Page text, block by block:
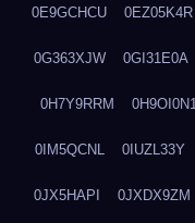
0E9GCHCU 0EZ05K4R
0G363XJW 0GI31E0A
0H7Y9RRM 0H9OI0N1
0IM5QCNL 0IUZL33Y
0JX5HAPI 0JXDX9ZM